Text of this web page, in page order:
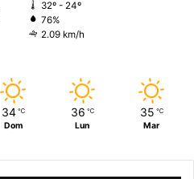
per il film Bohemian
Beachler e Bay Hard per il
Cuaron per Roma
32º - 24º
76%
2.09 km/h
34 ℃
Dom
36 ℃
Lun
35 ℃
Mar